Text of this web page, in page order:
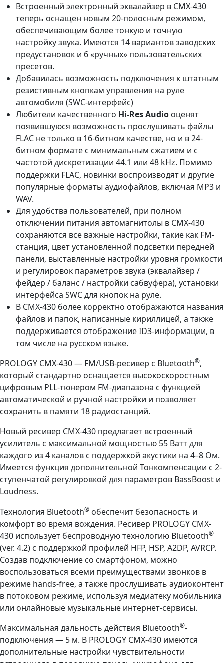
Встроенный электронный эквалайзер в CMX-430
теперь оснащен новым 20-полосным режимом,
обеспечивающим более тонкую и точную
настройку звука. Имеются 14 вариантов заводских
предустановок и 6 «ручных» пользовательских
пресетов.
Добавилась возможность подключения к штатным
резистивным кнопкам управления на руле
автомобиля (SWC-интерфейс)
Любители качественного Hi-Res Audio оценят
появившуюся возможность прослушивать файлы
FLAC не только в 16-битном качестве, но и в 24-
битном формате с минимальным сжатием и с
частотой дискретизации 44.1 или 48 kHz. Помимо
поддержки FLAC, новинки воспроизводят и другие
популярные форматы аудиофайлов, включая MP3 и
WAV.
Для удобства пользователей, при полном
отключении питания автомагнитолы в CMX-430
сохраняются все важные настройки, такие как FM-
станция, цвет установленной подсветки передней
панели, выставленные настройки уровня громкости
и регулировок параметров звука (эквалайзер /
фейдер / баланс / настройки сабвуфера), установки
интерфейса SWC для кнопок на руле.
В CMX-430 более корректно отображаются названия
файлов и папок, написанные кириллицей, а также
поддерживается отображение ID3-информации, в
том числе на русском языке.
PROLOGY CMX-430 — FM/USB-ресивер с Bluetooth®,
который стандартно оснащается высокоскоростным
цифровым PLL-тюнером FM-диапазона с функцией
автоматической и ручной настройки и позволяет
сохранить в памяти 18 радиостанций.
Новый ресивер CMX-430 предлагает встроенный
усилитель с максимальной мощностью 55 Ватт для
каждого из 4 каналов с поддержкой акустики на 4–8 Ом.
Имеется функция дополнительной Тонкомпенсации с 2-
ступенчатой регулировкой для параметров BassBoost и
Loudness.
Технология Bluetooth® обеспечит безопасность и
комфорт во время вождения. Ресивер PROLOGY CMX-
430 использует беспроводную технологию Bluetooth®
(ver. 4.2) с поддержкой профилей HFP, HSP, A2DP, AVRCP.
Создав подключение со смартфоном, можно
воспользоваться всеми преимуществами звонков в
режиме hands-free, а также прослушивать аудиоконтент
в потоковом режиме, используя медиатеку мобильника
или онлайновые музыкальные интернет-сервисы.
Максимальная дальность действия Bluetooth®-
подключения — 5 м. В PROLOGY CMX-430 имеются
дополнительные настройки чувствительности